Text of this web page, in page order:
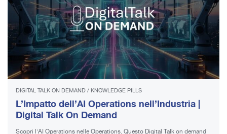
DIGITAL TALK ON DEMAND/ KNOWLEDGE PILLS
L’Impatto dell’AI Operations nell’Industria |
Digital Talk On Demand
Scopri l'AI Operations nelle Operations. Questo Digital Talk on demand